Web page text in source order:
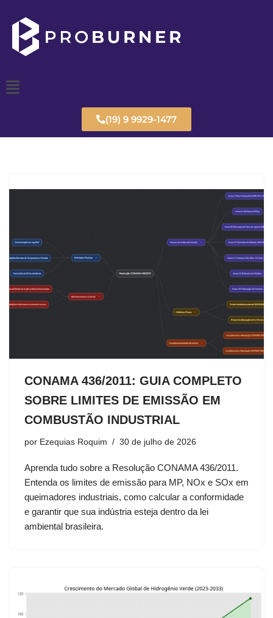
Pular
para
(19) 9 9929-1477
CONAMA 436/2011: GUIA COMPLETO
SOBRE LIMITES DE EMISSÃO EM
COMBUSTÃO INDUSTRIAL
por Ezequias Roquim 30 de julho de 2026
Aprenda tudo sobre a Resolução CONAMA 436/2011.
Entenda os limites de emissão para MP, NOx e SOx em
queimadores industriais, como calcular a conformidade
e garantir que sua indústria esteja dentro da lei
ambiental brasileira.